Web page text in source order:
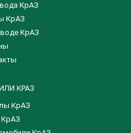
КрАЗ
КрАЗ
КрАЗ
КРАЗ
КрАЗ